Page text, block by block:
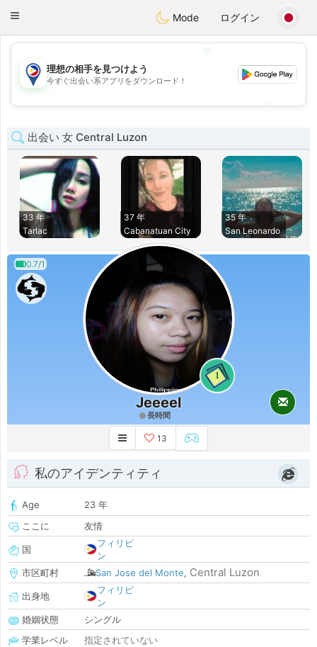
PhilippinesChat
Toggle
Mode ログイン
💖
💕
理想の相手を見つけよう
今すぐ出会い系アプリをダウンロード！
出会い 女 Central Luzon
33 年
Tarlac
37 年
Cabanatuan City
35 年
San Leonardo
0.7/1
1
Jeeeel
長時間
13
私のアイデンティティ
Age
23 年
ここに
友情
国
フィリピ
ン
市区町村
San Jose del Monte, Central Luzon
出身地
フィリピ
ン
婚姻状態
シングル
学業レベル
指定されていない